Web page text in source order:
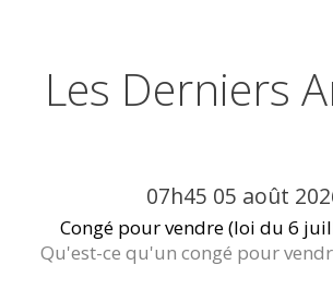
Les Derniers
07h45 05 août
Congé pour vendre (loi du 6
Qu'est-ce qu'un congé pour